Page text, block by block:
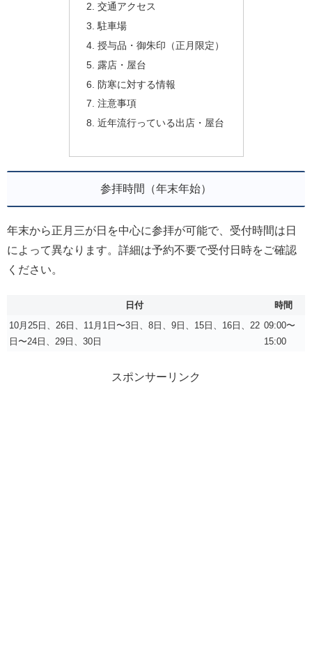
交通アクセス
駐車場
授与品・御朱印（正月限定）
露店・屋台
防寒に対する情報
注意事項
近年流行っている出店・屋台
参拝時間（年末年始）
年末から正月三が日を中心に参拝が可能で、受付時間は日
によって異なります。詳細は予約不要で受付日時をご確認
ください。
日付
時間
10月25日、26日、11月1日〜3日、8日、9日、15日、16日、22
日〜24日、29日、30日
09:00〜
15:00
スポンサーリンク